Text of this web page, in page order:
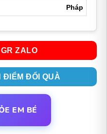
Pháp
ZALO
ĐIỂM ĐỔI QUÀ
EM BÉ